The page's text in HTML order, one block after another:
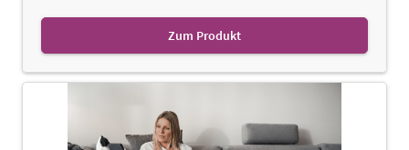
Zum Produkt